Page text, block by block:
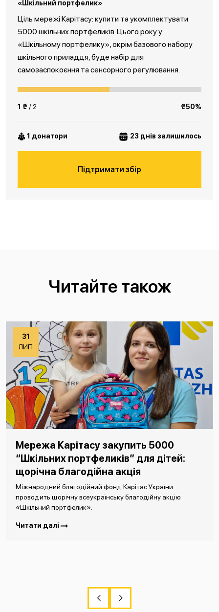
«Шкільний портфелик»
Ціль мережі Карітасу: купити та укомплектувати
5000 шкільних портфеликів. Цього року у
«Шкільному портфелику», окрім базового набору
шкільного приладдя, буде набір для
самозаспокоєння та сенсорного регулювання.
1 ₴ / 2 ₴50%
1 донатори 23 днів залишилось
Підтримати збір
Читайте також
31
ЛИП
Мережа Карітасу закупить 5000
“Шкільних портфеликів” для дітей:
щорічна благодійна акція
Міжнародний благодійний фонд Карітас України
проводить щорічну всеукраїнську благодійну акцію
«Шкільний портфелик».
Читати далі